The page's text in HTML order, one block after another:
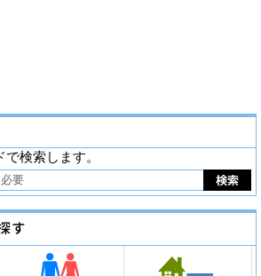
検索します。